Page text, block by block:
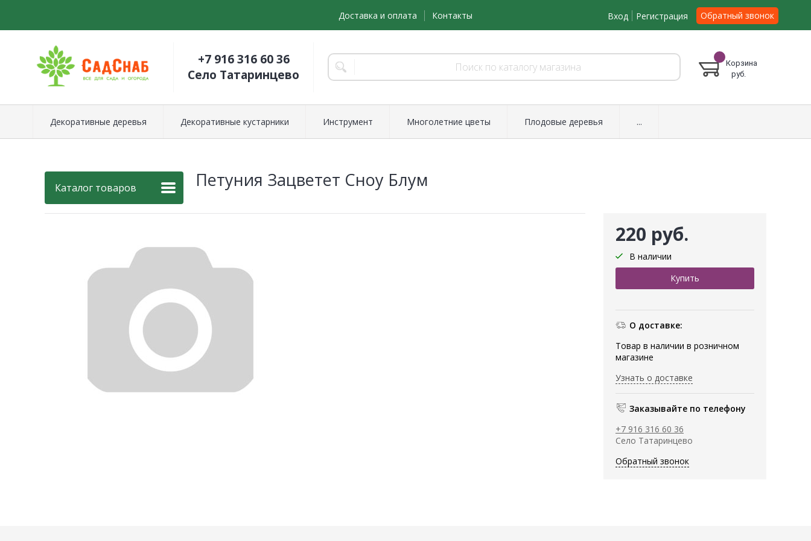
Доставка и оплата Контакты Вход Регистрация Обратный звонок
+7 916 316 60 36
Село Татаринцево
Корзина
руб.
Декоративные деревья Декоративные кустарники Инструмент Многолетние цветы Плодовые деревья ...
Каталог товаров Петуния Зацветет Сноу Блум
220 руб.
В наличии
О доставке:
Товар в наличии в розничном
магазине
Узнать о доставке
Заказывайте по телефону
+7 916 316 60 36
Село Татаринцево
Обратный звонок